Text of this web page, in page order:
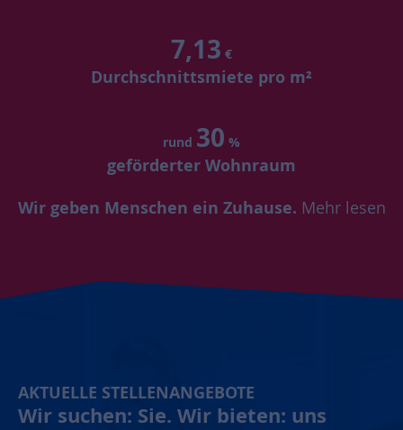
7,13 €
Durchschnittsmiete pro m²
rund 30 %
geförderter Wohnraum
Wir geben Menschen ein Zuhause. Mehr lesen
AKTUELLE STELLENANGEBOTE
Wir suchen: Sie. Wir bieten: uns